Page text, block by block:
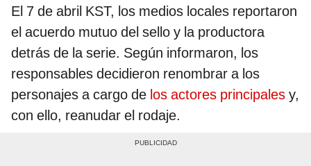
El 7 de abril KST, los medios locales reportaron
el acuerdo mutuo del sello y la productora
detrás de la serie. Según informaron, los
responsables decidieron renombrar a los
personajes a cargo de los actores principales y,
con ello, reanudar el rodaje.